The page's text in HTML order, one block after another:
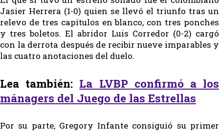
Jasier Herrera (1-0) quien se llevó el triunfo tras un
relevo de tres capítulos en blanco, con tres ponches
y tres boletos. El abridor Luis Corredor (0-2) cargó
con la derrota después de recibir nueve imparables y
las cuatro anotaciones del duelo.
Lea también: La LVBP confirmó a los
mánagers del Juego de las Estrellas
Por su parte, Gregory Infante consiguió su primer